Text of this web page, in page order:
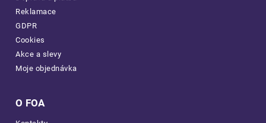
Reklamace
GDPR
Cookies
Akce a slevy
Moje objednávka
O FOA